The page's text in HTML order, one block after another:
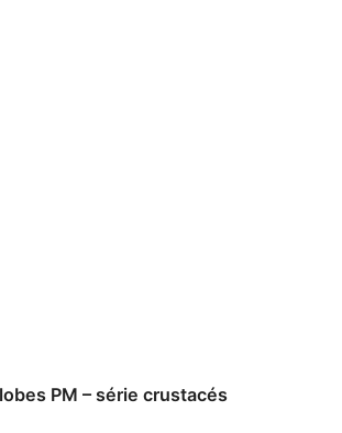
PM – série crustacés